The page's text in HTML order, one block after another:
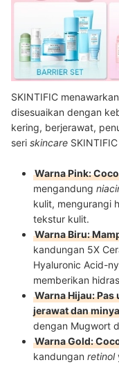
SKINTIFIC
disesuaikan dengan
kering, berjerawat,
seri skincare
Warna Pink:
mengandung
kulit, mengurangi
tekstur kulit.
Warna Biru:
kandungan 5X
Hyaluronic Acid-
memberikan
Warna Hijau:
jerawat dan
dengan Mugwort
Warna Gold:
kandungan retinol